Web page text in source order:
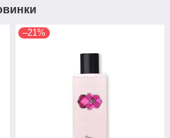
–21%